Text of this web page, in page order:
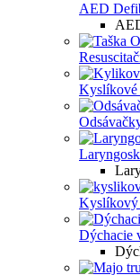
AED
Kyslíkové
Kyslíkový
Dýchacie